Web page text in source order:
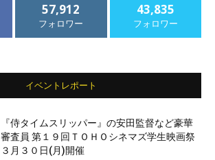
57,912
フォロワー
43,835
フォロワー
イベントレポート
『侍タイムスリッパー』の安田監督など豪華
審査員 第１９回ＴＯＨＯシネマズ学生映画祭
３月３０日(月)開催